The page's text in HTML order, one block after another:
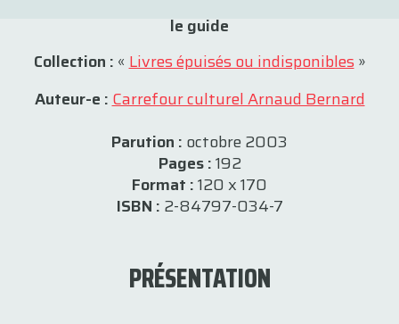
le guide
Collection : «Livres épuisés ou indisponibles»
Auteur-e :Carrefour culturel Arnaud Bernard
Parution : octobre 2003
Pages :192
Format :120 x 170
ISBN : 2-84797-034-7
PRÉSENTATION